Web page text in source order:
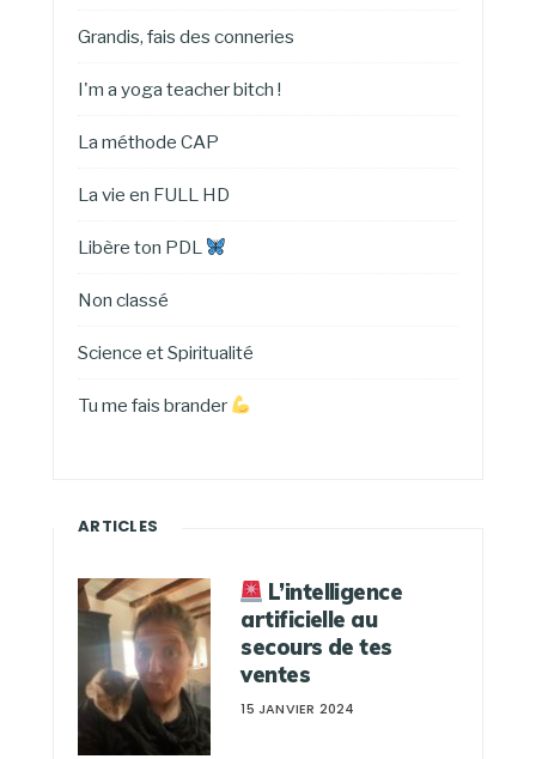
Grandis, fais des conneries
I'm a yoga teacher bitch !
La méthode CAP
La vie en FULL HD
Libère ton PDL
Non classé
Science et Spiritualité
Tu me fais brander
ARTICLES
L’intelligence
artificielle au
secours de tes
ventes
15 JANVIER 2024